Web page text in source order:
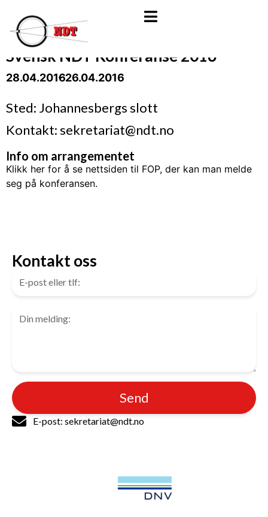
Svensk NDT Konferanse 2016
28.04.2016- 26.04.2016
Sted: Johannesbergs slott
Kontakt: sekretariat@ndt.no
Info om arrangementet
Klikk her for å se nettsiden til FOP, der kan man melde
seg på konferansen.
Kontakt oss
Send
E-post: sekretariat@ndt.no